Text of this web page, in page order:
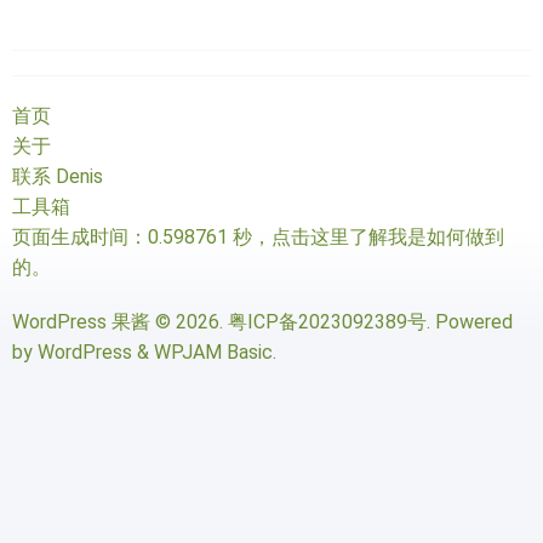
首页
关于
联系 Denis
工具箱
页面生成时间：0.598761 秒， 点击这里了解我是如何做到
的。
WordPress 果酱 © 2026. 粤ICP备2023092389号. Powered
by WordPress & WPJAM Basic.